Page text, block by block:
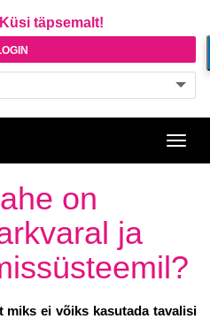
Küsi täpsemalt!
on
ja
miks ei võiks kasutada tavalisi